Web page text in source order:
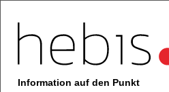
Information auf den Punkt